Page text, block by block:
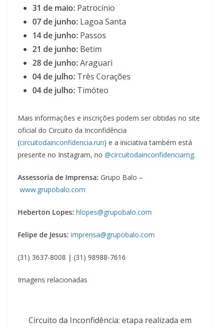
31 de maio: Patrocínio
07 de junho: Lagoa Santa
14 de junho: Passos
21 de junho: Betim
28 de junho:Araguari
04 de julho: Três Corações
04 de julho: Timóteo
Mais informações e inscrições podem ser obtidas no site
oficial do Circuito da Inconfidência
(circuitodainconfidencia.run) e a iniciativa também está
presente no Instagram, no @circuitodainconfidenciamg.
Assessoria de Imprensa: Grupo Balo –
www.grupobalo.com
Heberton Lopes: hlopes@grupobalo.com
Felipe de Jesus: imprensa@grupobalo.com
(31) 3637-8008 | (31) 98988-7616
Imagens relacionadas
Circuito da Inconfidência: etapa realizada em